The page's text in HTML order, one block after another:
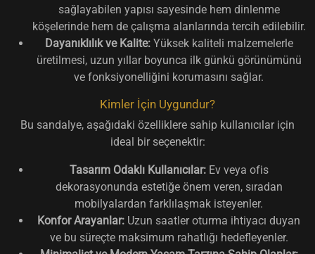
sağlayabilen yapısı sayesinde hem dinlenme
köşelerinde hem de çalışma alanlarında tercih edilebilir.
Dayanıklılık ve Kalite:Yüksek kaliteli malzemelerle
üretilmesi, uzun yıllar boyunca ilk günkü görünümünü
ve fonksiyonelliğini korumasını sağlar.
Kimler İçin Uygundur?
Bu sandalye, aşağıdaki özelliklere sahip kullanıcılar için
ideal bir seçenektir:
Tasarım Odaklı Kullanıcılar:Ev veya ofis
dekorasyonunda estetiğe önem veren, sıradan
mobilyalardan farklılaşmak isteyenler.
Konfor Arayanlar: Uzun saatler oturma ihtiyacı duyan
ve bu süreçte maksimum rahatlığı hedefleyenler.